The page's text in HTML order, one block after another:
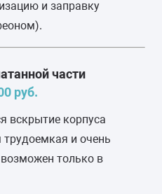
и заправку
части
руб.
вскрытие корпуса
и очень
только в